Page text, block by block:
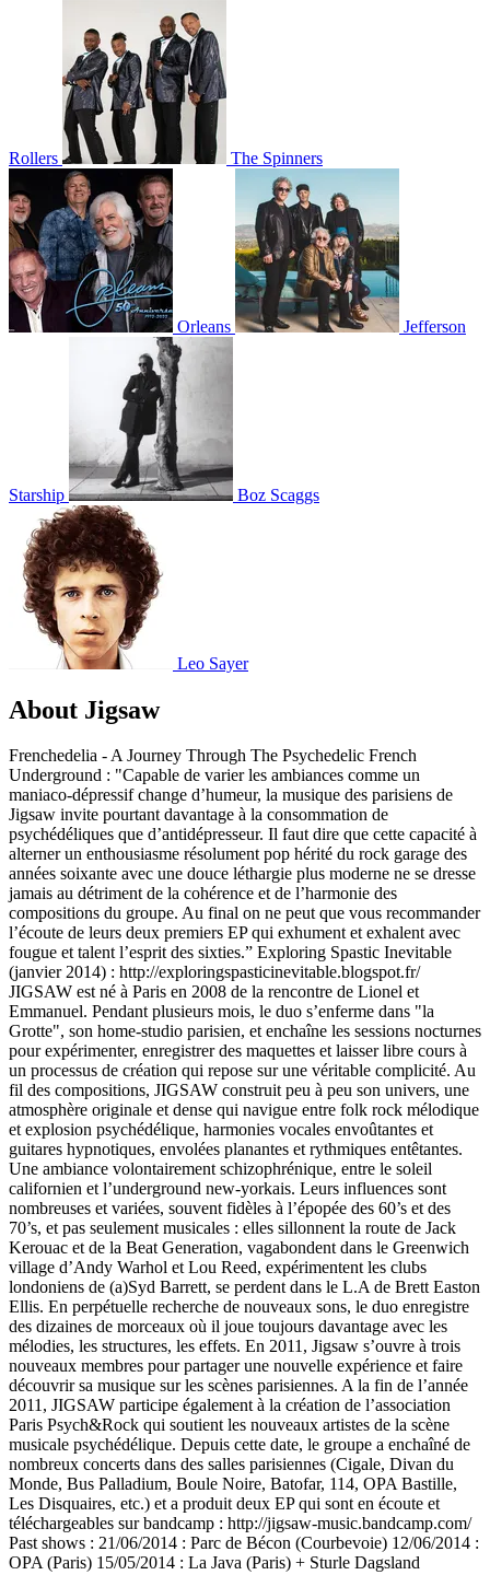
Rollers The Spinners
Orleans Jefferson
Starship Boz Scaggs
Leo Sayer
About Jigsaw
Frenchedelia - A Journey Through The Psychedelic French
Underground : "Capable de varier les ambiances comme un
maniaco-dépressif change d’humeur, la musique des parisiens de
Jigsaw invite pourtant davantage à la consommation de
psychédéliques que d’antidépresseur. Il faut dire que cette capacité à
alterner un enthousiasme résolument pop hérité du rock garage des
années soixante avec une douce léthargie plus moderne ne se dresse
jamais au détriment de la cohérence et de l’harmonie des
compositions du groupe. Au final on ne peut que vous recommander
l’écoute de leurs deux premiers EP qui exhument et exhalent avec
fougue et talent l’esprit des sixties.” Exploring Spastic Inevitable
(janvier 2014) : http://exploringspasticinevitable.blogspot.fr/
JIGSAW est né à Paris en 2008 de la rencontre de Lionel et
Emmanuel. Pendant plusieurs mois, le duo s’enferme dans "la
Grotte", son home-studio parisien, et enchaîne les sessions nocturnes
pour expérimenter, enregistrer des maquettes et laisser libre cours à
un processus de création qui repose sur une véritable complicité. Au
fil des compositions, JIGSAW construit peu à peu son univers, une
atmosphère originale et dense qui navigue entre folk rock mélodique
et explosion psychédélique, harmonies vocales envoûtantes et
guitares hypnotiques, envolées planantes et rythmiques entêtantes.
Une ambiance volontairement schizophrénique, entre le soleil
californien et l’underground new-yorkais. Leurs influences sont
nombreuses et variées, souvent fidèles à l’épopée des 60’s et des
70’s, et pas seulement musicales : elles sillonnent la route de Jack
Kerouac et de la Beat Generation, vagabondent dans le Greenwich
village d’Andy Warhol et Lou Reed, expérimentent les clubs
londoniens de (a)Syd Barrett, se perdent dans le L.A de Brett Easton
Ellis. En perpétuelle recherche de nouveaux sons, le duo enregistre
des dizaines de morceaux où il joue toujours davantage avec les
mélodies, les structures, les effets. En 2011, Jigsaw s’ouvre à trois
nouveaux membres pour partager une nouvelle expérience et faire
découvrir sa musique sur les scènes parisiennes. A la fin de l’année
2011, JIGSAW participe également à la création de l’association
Paris Psych&Rock qui soutient les nouveaux artistes de la scène
musicale psychédélique. Depuis cette date, le groupe a enchaîné de
nombreux concerts dans des salles parisiennes (Cigale, Divan du
Monde, Bus Palladium, Boule Noire, Batofar, 114, OPA Bastille,
Les Disquaires, etc.) et a produit deux EP qui sont en écoute et
téléchargeables sur bandcamp : http://jigsaw-music.bandcamp.com/
Past shows : 21/06/2014 : Parc de Bécon (Courbevoie) 12/06/2014 :
OPA (Paris) 15/05/2014 : La Java (Paris) + Sturle Dagsland